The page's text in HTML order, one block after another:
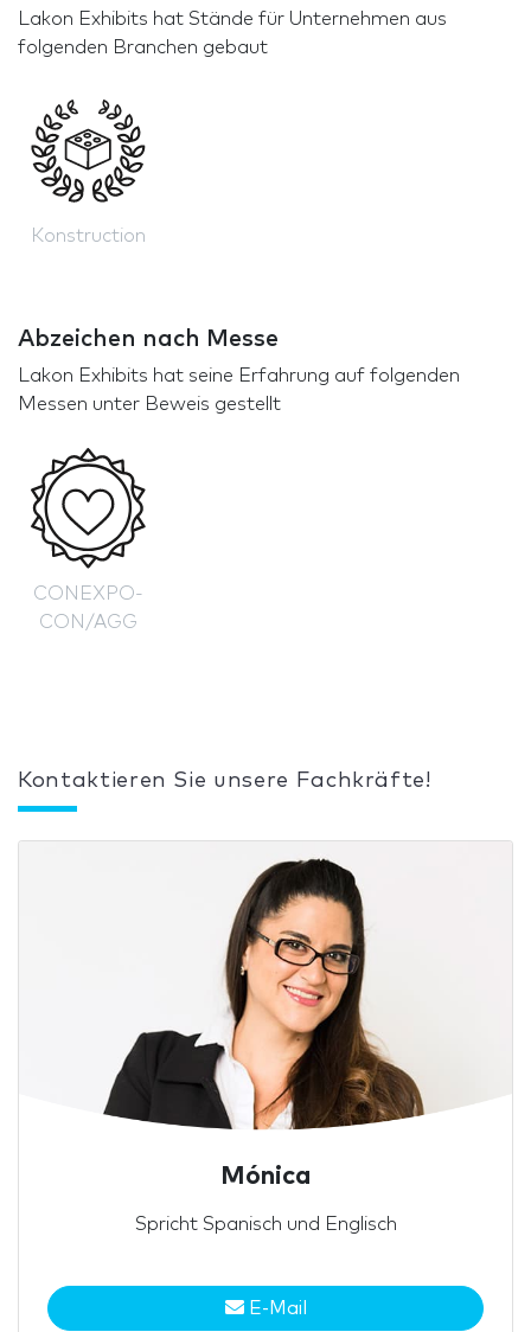
Lakon Exhibits hat Stände für Unternehmen aus
folgenden Branchen gebaut
Konstruction
Abzeichen nach Messe
Lakon Exhibits hat seine Erfahrung auf folgenden
Messen unter Beweis gestellt
CONEXPO-
CON/AGG
Kontaktieren Sie unsere Fachkräfte!
Mónica
Spricht Spanisch und Englisch
E-Mail